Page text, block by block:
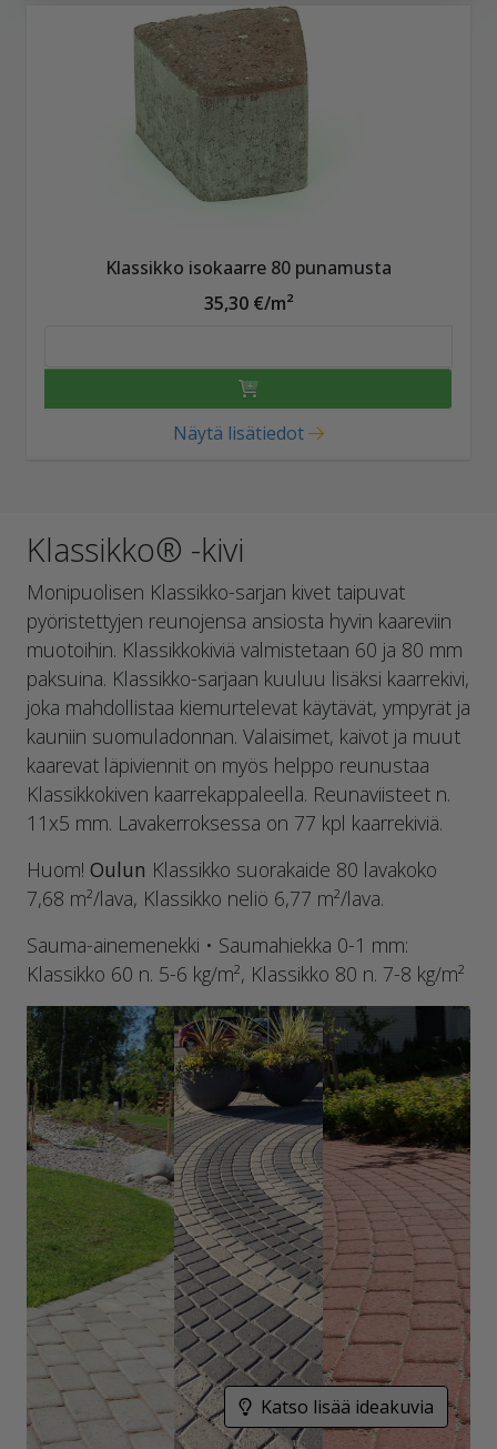
Klassikko isokaarre 80 punamusta
35,30 €/m²
Näytä lisätiedot
Klassikko® -kivi
Monipuolisen Klassikko-sarjan kivet taipuvat
pyöristettyjen reunojensa ansiosta hyvin kaareviin
muotoihin. Klassikkokiviä valmistetaan 60 ja 80 mm
paksuina. Klassikko-sarjaan kuuluu lisäksi kaarrekivi,
joka mahdollistaa kiemurtelevat käytävät, ympyrät ja
kauniin suomuladonnan. Valaisimet, kaivot ja muut
kaarevat läpiviennit on myös helppo reunustaa
Klassikkokiven kaarrekappaleella. Reunaviisteet n.
11x5 mm. Lavakerroksessa on 77 kpl kaarrekiviä.
Huom! Oulun Klassikko suorakaide 80 lavakoko
7,68 m²/lava, Klassikko neliö 6,77 m²/lava.
Sauma-ainemenekki • Saumahiekka 0-1 mm:
Klassikko 60 n. 5-6 kg/m², Klassikko 80 n. 7-8 kg/m²
Katso lisää ideakuvia